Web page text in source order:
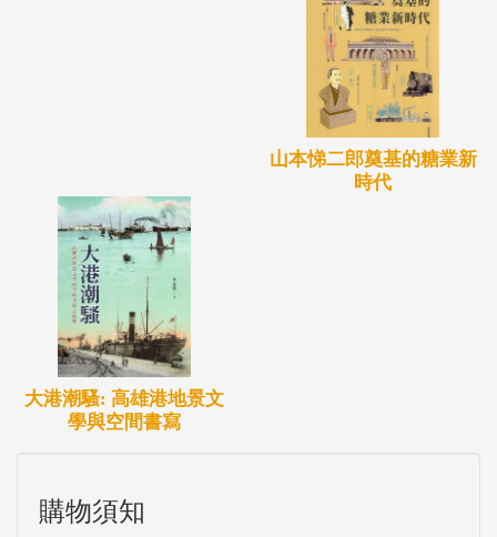
山本悌二郎奠基的糖業新
時代
大港潮騷: 高雄港地景文
學與空間書寫
購物須知